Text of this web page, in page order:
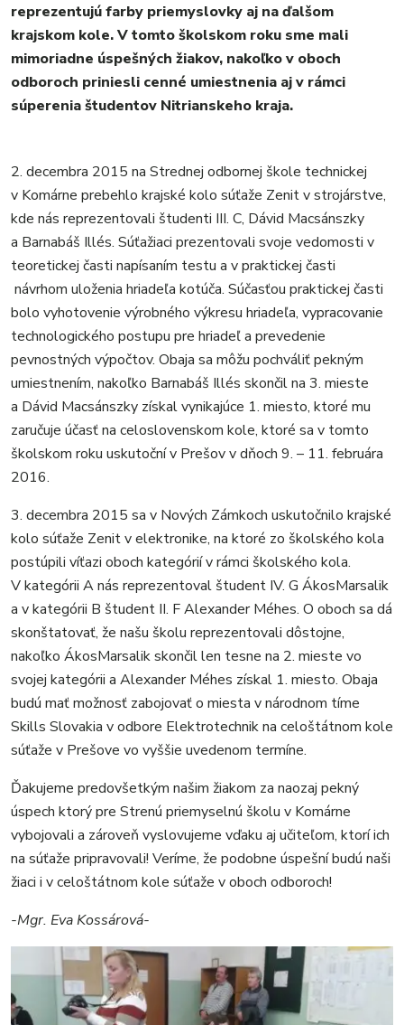
reprezentujú farby priemyslovky aj na ďalšom
krajskom kole. V tomto školskom roku sme mali
mimoriadne úspešných žiakov, nakoľko v oboch
odboroch priniesli cenné umiestnenia aj v rámci
súperenia študentov Nitrianskeho kraja.
2. decembra 2015 na Strednej odbornej škole technickej
v Komárne prebehlo krajské kolo súťaže Zenit v strojárstve,
kde nás reprezentovali študenti III. C, Dávid Macsánszky
a Barnabáš Illés. Súťažiaci prezentovali svoje vedomosti v
teoretickej časti napísaním testu a v praktickej časti
návrhom uloženia hriadeľa kotúča. Súčasťou praktickej časti
bolo vyhotovenie výrobného výkresu hriadeľa, vypracovanie
technologického postupu pre hriadeľ a prevedenie
pevnostných výpočtov. Obaja sa môžu pochváliť pekným
umiestnením, nakoľko Barnabáš Illés skončil na 3. mieste
a Dávid Macsánszky získal vynikajúce 1. miesto, ktoré mu
zaručuje účasť na celoslovenskom kole, ktoré sa v tomto
školskom roku uskutoční v Prešov v dňoch 9. – 11. februára
2016.
3. decembra 2015 sa v Nových Zámkoch uskutočnilo krajské
kolo súťaže Zenit v elektronike, na ktoré zo školského kola
postúpili víťazi oboch kategórií v rámci školského kola.
V kategórii A nás reprezentoval študent IV. G ÁkosMarsalik
a v kategórii B študent II. F Alexander Méhes. O oboch sa dá
skonštatovať, že našu školu reprezentovali dôstojne,
nakoľko ÁkosMarsalik skončil len tesne na 2. mieste vo
svojej kategórii a Alexander Méhes získal 1. miesto. Obaja
budú mať možnosť zabojovať o miesta v národnom tíme
Skills Slovakia v odbore Elektrotechnik na celoštátnom kole
súťaže v Prešove vo vyššie uvedenom termíne.
Ďakujeme predovšetkým našim žiakom za naozaj pekný
úspech ktorý pre Strenú priemyselnú školu v Komárne
vybojovali a zároveň vyslovujeme vďaku aj učiteľom, ktorí ich
na súťaže pripravovali! Veríme, že podobne úspešní budú naši
žiaci i v celoštátnom kole súťaže v oboch odboroch!
-Mgr. Eva Kossárová-